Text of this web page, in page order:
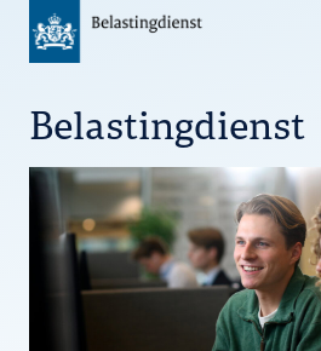
Belastingdienst